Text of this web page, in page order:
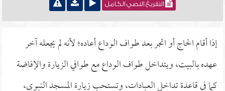
التفريغ النصي الكامل
إذا أقام الحاج أو اتجر بعد طواف الوداع أعاده؛ لأنه لم يجعله آخر
عهده بالبيت، ويتداخل طواف الوداع مع طوافي الزيارة والإفاضة
كما في قاعدة تداخل العبادات، وتستحب زيارة المسجد النبوي،